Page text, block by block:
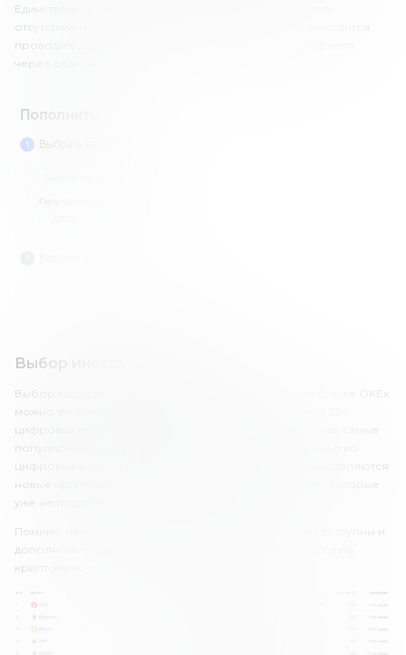
Единственным небольшим недостатком можно считать
отсутствие поддержки фиатных валют, из-за чего приходится
проводить дополнительную операцию с обменом крипто
через обменник.
Выбор инструментов OKEx
Выбор торговых инструментов на криптовалютной бирже OKEx
можно считать очень хорошим. Всего здесь доступно 324
цифровых валюты и 690 торговых пар. Можно найти как самые
популярные виды монет, так и малоизвестные. Количество
цифровых активов постоянно меняется, в листинг добавляются
новые криптовалюты, а наименее ликвидные монеты, которые
уже не поддерживаются, оттуда исключают.
Помимо непосредственно криптовалют, трейдерам доступны и
дополнительные инструменты. Здесь ты можешь торговать
криптовалютными фьючерсами и опционами.